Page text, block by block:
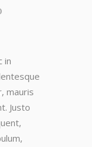
in
mauris
Justo